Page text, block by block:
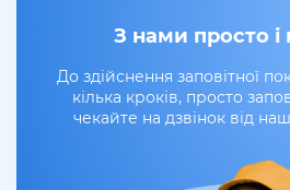
З нами просто і
До здійснення заповітної
кілька кроків, просто
чекайте на дзвінок від